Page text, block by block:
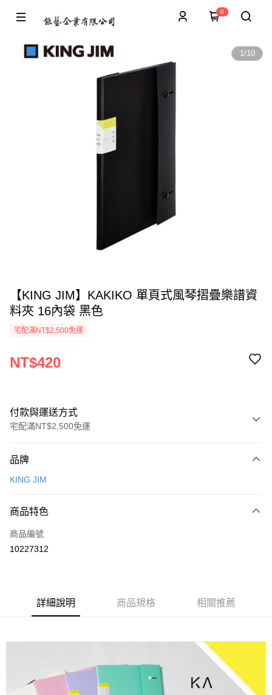
0
1/10
【KING JIM】KAKIKO 單頁式風琴摺疊樂譜資
料夾 16內袋 黑色
宅配滿NT$2,500免運
NT$420
付款與運送方式
宅配滿NT$2,500免運
信用卡一次付款
街口支付
悠遊付
下單前請先詢問庫存
品牌
KING JIM
商品特色
商品編號
10227312
詳細說明 商品規格 相關推薦